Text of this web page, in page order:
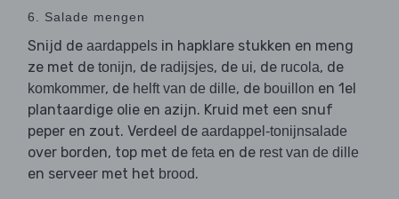
6. Salade mengen
Snijd de aardappels in hapklare stukken en meng
ze met de tonijn, de radijsjes, de ui, de rucola, de
komkommer, de helft van de dille, de bouillon en 1el
plantaardige olie en azijn. Kruid met een snuf
peper en zout. Verdeel de aardappel-tonijnsalade
over borden, top met de feta en de rest van de dille
en serveer met het brood.